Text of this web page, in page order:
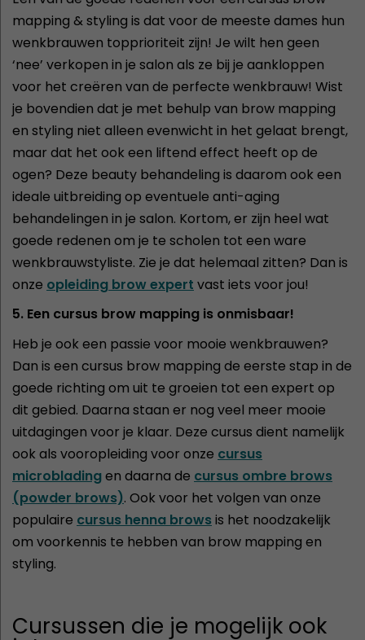
mapping & styling is dat voor de meeste dames hun
wenkbrauwen topprioriteit zijn! Je wilt hen geen
‘nee’ verkopen in je salon als ze bij je aankloppen
voor het creëren van de perfecte wenkbrauw! Wist
je bovendien dat je met behulp van brow mapping
en styling niet alleen evenwicht in het gelaat brengt,
maar dat het ook een liftend effect heeft op de
ogen? Deze beauty behandeling is daarom ook een
ideale uitbreiding op eventuele anti-aging
behandelingen in je salon. Kortom, er zijn heel wat
goede redenen om je te scholen tot een ware
wenkbrauwstyliste. Zie je dat helemaal zitten? Dan is
onze opleiding brow expert vast iets voor jou!
5. Een cursus brow mapping is onmisbaar!
Heb je ook een passie voor mooie wenkbrauwen?
Dan is een cursus brow mapping de eerste stap in de
goede richting om uit te groeien tot een expert op
dit gebied. Daarna staan er nog veel meer mooie
uitdagingen voor je klaar. Deze cursus dient namelijk
ook als vooropleiding voor onze cursus
microbladingen daarna de cursus ombre brows
(powder brows). Ook voor het volgen van onze
populaire cursus henna browsis het noodzakelijk
om voorkennis te hebben van brow mapping en
styling.
Cursussen die je mogelijk ook